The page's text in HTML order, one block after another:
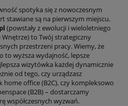
spotyka się z nowoczesnym
stawiane są na pierwszym miejscu.
(powstały z ewolucji i wieloletniego
to Twój strategiczny
przestrzeni pracy. Wiemy, że
wyższa wydajność, lepsze
wizytówka każdej dynamicznie
od tego, czy urządzasz
office (B2C), czy kompleksowo
(B2B) – dostarczamy
współczesnych wyzwań.